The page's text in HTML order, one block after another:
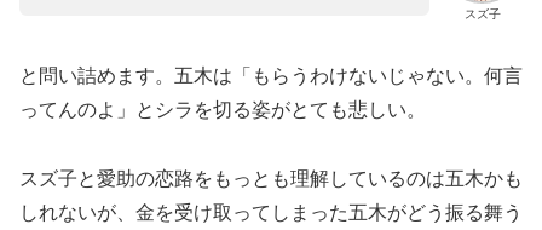
スズ子
と問い詰めます。五木は「もらうわけないじゃない。何言
ってんのよ」とシラを切る姿がとても悲しい。
スズ子と愛助の恋路をもっとも理解しているのは五木かも
しれないが、金を受け取ってしまった五木がどう振る舞う